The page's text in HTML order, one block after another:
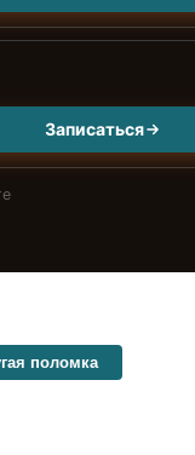
Записаться
поломка